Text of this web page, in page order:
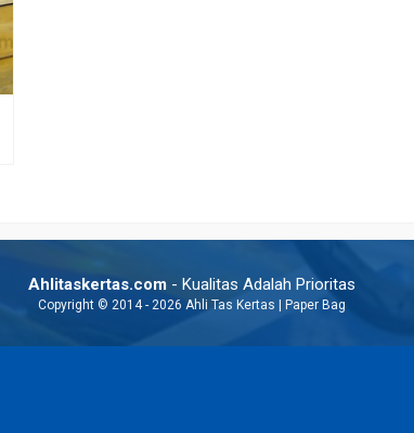
Ahlitaskertas.com - Kualitas Adalah Prioritas
Copyright © 2014 - 2026 Ahli Tas Kertas | Paper Bag